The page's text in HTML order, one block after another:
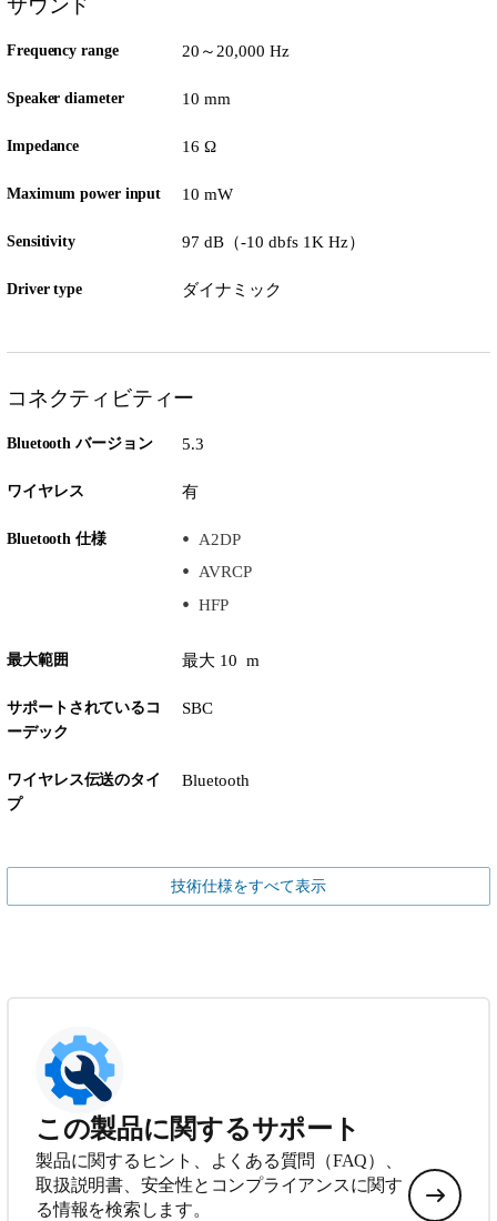
Frequency range 20～20,000 Hz
Speaker diameter 10 mm
Impedance 16 Ω
Maximum power input 10 mW
Sensitivity 97 dB（-10 dbfs 1K Hz）
Driver type ダイナミック
コネクティビティー
Bluetooth バージョン 5.3
ワイヤレス 有
Bluetooth 仕様
A2DP
AVRCP
HFP
最大範囲 最大 10 m
サポートされているコ
ーデック
SBC
ワイヤレス伝送のタイ
プ
Bluetooth
技術仕様をすべて表示
この製品に関するサポート
製品に関するヒント、よくある質問（FAQ）、
取扱説明書、安全性とコンプライアンスに関す
る情報を検索します。